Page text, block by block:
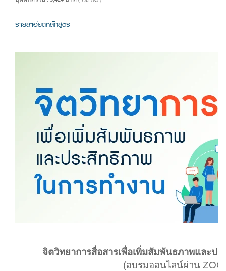
รายละเอียดหลักสูตร
-
จิตวิทยาการสื่อสารเพื่อเพิ่มสัมพันธภาพและป
(อบรมออนไลน์ผ่าน